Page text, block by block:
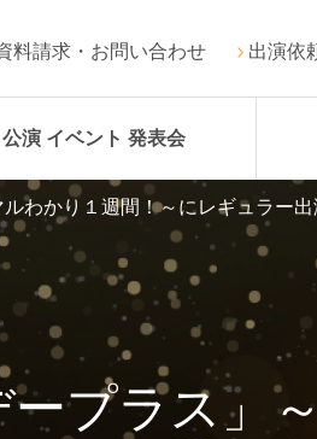
料請求・お問い合わせ 出演依
公演 イベント 発表会
プラス」
わかり１週間！～にレギュラー出